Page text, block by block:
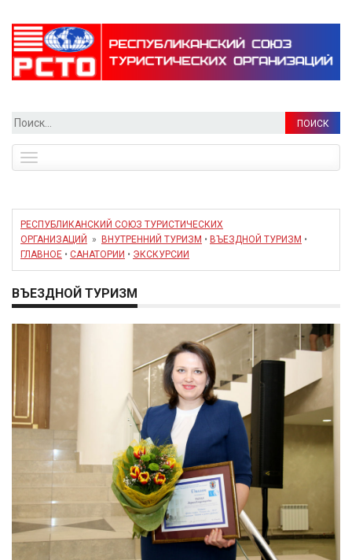
Найти:
navigation
РЕСПУБЛИКАНСКИЙ СОЮЗ ТУРИСТИЧЕСКИХ
ОРГАНИЗАЦИЙ
» ВНУТРЕННИЙ ТУРИЗМ • ВЪЕЗДНОЙ ТУРИЗМ •
ГЛАВНОЕ • САНАТОРИИ • ЭКСКУРСИИ
ВЪЕЗДНОЙ ТУРИЗМ